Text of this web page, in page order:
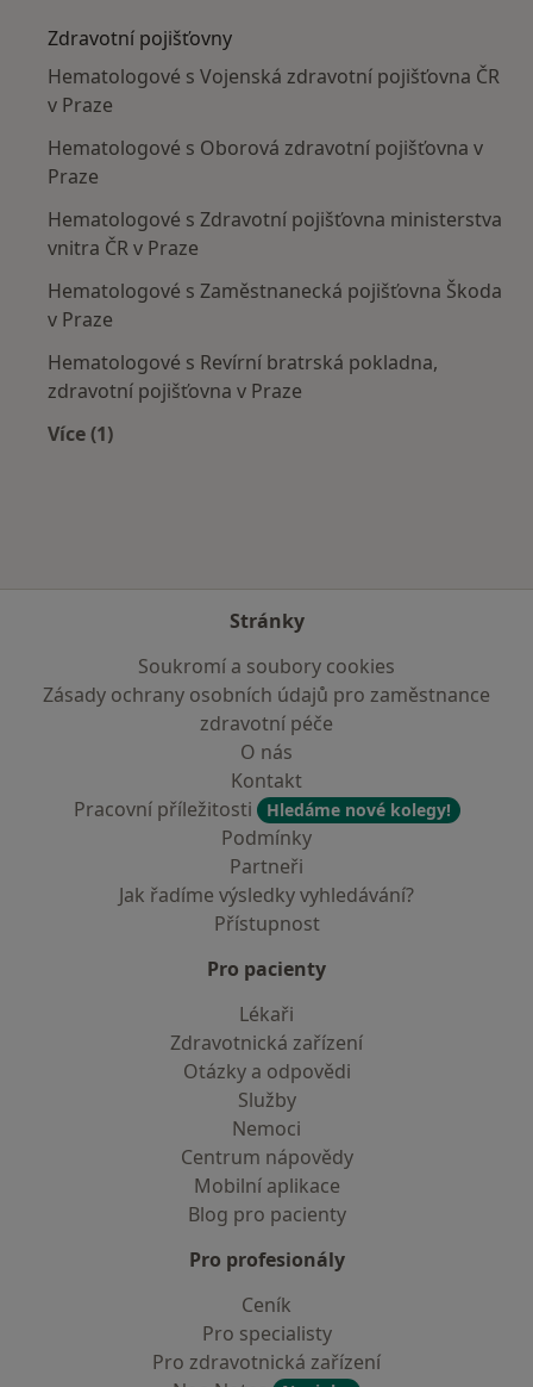
Zdravotní pojišťovny
Hematologové s Vojenská zdravotní pojišťovna ČR
v Praze
Hematologové s Oborová zdravotní pojišťovna v
Praze
Hematologové s Zdravotní pojišťovna ministerstva
vnitra ČR v Praze
Hematologové s Zaměstnanecká pojišťovna Škoda
v Praze
Hematologové s Revírní bratrská pokladna,
zdravotní pojišťovna v Praze
Více (1)
Stránky
Soukromí a soubory cookies
Zásady ochrany osobních údajů pro zaměstnance
zdravotní péče
O nás
Kontakt
Pracovní příležitosti
Hledáme nové kolegy!
Podmínky
Partneři
Jak řadíme výsledky vyhledávání?
Přístupnost
Pro pacienty
Lékaři
Zdravotnická zařízení
Otázky a odpovědi
Služby
Nemoci
Centrum nápovědy
Mobilní aplikace
Blog pro pacienty
Pro profesionály
Ceník
Pro specialisty
Pro zdravotnická zařízení